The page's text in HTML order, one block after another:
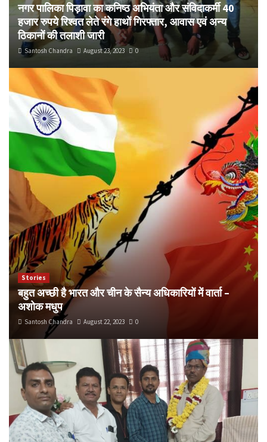
नगर पालिका पिड़ावा का कनिष्ठ अभियंता और संविदाकर्मी 40
हजार रुपये रिश्वत लेते रंगे हाथों गिरफ्तार, आवास एवं अन्य
ठिकानों की तलाशी जारी
Santosh Chandra August 23, 2023 0
Stories
बहुत अच्छी है भारत और चीन के सैन्य अधिकारियों में वार्ता –
अशोक मधुप
Santosh Chandra August 22, 2023 0